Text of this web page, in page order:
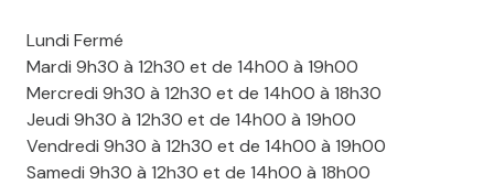
Lundi Fermé
Mardi 9h30 à 12h30 et de 14h00 à 19h00
Mercredi 9h30 à 12h30 et de 14h00 à 18h30
Jeudi 9h30 à 12h30 et de 14h00 à 19h00
Vendredi 9h30 à 12h30 et de 14h00 à 19h00
Samedi 9h30 à 12h30 et de 14h00 à 18h00